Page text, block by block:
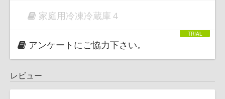
家庭用冷凍冷蔵庫４
アンケートにご協力下さい。
レビュー